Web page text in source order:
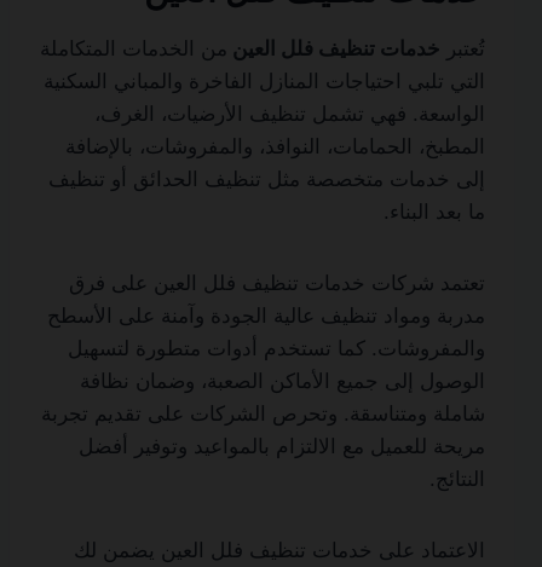
تُعتبر خدمات تنظيف فلل العين من الخدمات المتكاملة
التي تلبي احتياجات المنازل الفاخرة والمباني السكنية
الواسعة. فهي تشمل تنظيف الأرضيات، الغرف،
المطبخ، الحمامات، النوافذ، والمفروشات، بالإضافة
إلى خدمات متخصصة مثل تنظيف الحدائق أو تنظيف
ما بعد البناء.
تعتمد شركات خدمات تنظيف فلل العين على فرق
مدربة ومواد تنظيف عالية الجودة وآمنة على الأسطح
والمفروشات. كما تستخدم أدوات متطورة لتسهيل
الوصول إلى جميع الأماكن الصعبة، وضمان نظافة
شاملة ومتناسقة. وتحرص الشركات على تقديم تجربة
مريحة للعميل مع الالتزام بالمواعيد وتوفير أفضل
النتائج.
الاعتماد على خدمات تنظيف فلل العين يضمن لك